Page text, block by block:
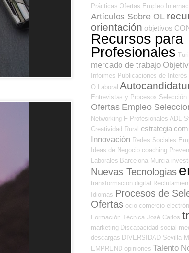
Prácticas Ofertas Empleo
Artículos Sobre OL
orientación objetivos
Recursos para
Profesionales
mercado de trabajo
Informes Publicaciones de Interés
O.Laboral
Entrevistas y Procesos Selección
Ofertas Empleo
Networking F Profesionales ADL
Creatividad Rural estrategia
Innovación Redes Sociales
Ideas de Negocio coaching
Laborales Barcelona Murcia
Nuevas Tecnologias
transformación digital
Idiomas Procesos de
Ofertas ocio comercio
Formación Técnica José Carlos
marketing Discapacidad social
descargas DIVERSIDAD Sevilla
EMPREND opiniones Talento